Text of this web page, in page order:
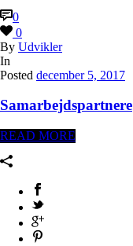
0
0
By Udvikler
In
Posted december 5, 2017
Samarbejdspartnere
READ MORE